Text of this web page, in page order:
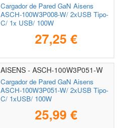
Cargador de Pared GaN Aisens
ASCH-100W3P008-W/ 2xUSB Tipo-
C/ 1x USB/ 100W
27,25 €
AISENS - ASCH-100W3P051-W
Cargador de Pared GaN Aisens
ASCH-100W3P051-W/ 2xUSB Tipo-
C/ 1xUSB/ 100W
25,99 €